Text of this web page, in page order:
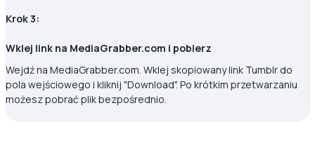
Krok 3:
Wklej link na MediaGrabber.com i pobierz
Wejdź na MediaGrabber.com. Wklej skopiowany link Tumblr do
pola wejściowego i kliknij "Download". Po krótkim przetwarzaniu
możesz pobrać plik bezpośrednio.